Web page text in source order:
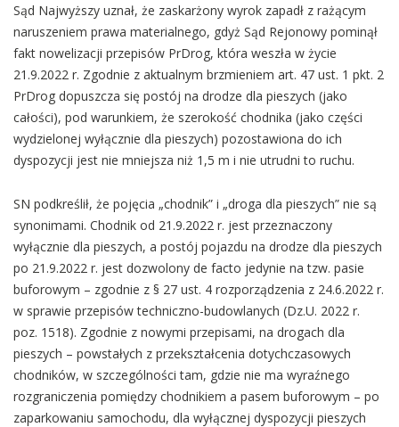
Sąd Najwyższy uznał, że zaskarżony wyrok zapadł z rażącym
naruszeniem prawa materialnego, gdyż Sąd Rejonowy pominął
fakt nowelizacji przepisów PrDrog, która weszła w życie
21.9.2022 r. Zgodnie z aktualnym brzmieniem art. 47 ust. 1 pkt. 2
PrDrog dopuszcza się postój na drodze dla pieszych (jako
całości), pod warunkiem, że szerokość chodnika (jako części
wydzielonej wyłącznie dla pieszych) pozostawiona do ich
dyspozycji jest nie mniejsza niż 1,5 m i nie utrudni to ruchu.
SN podkreślił, że pojęcia „chodnik” i „droga dla pieszych” nie są
synonimami. Chodnik od 21.9.2022 r. jest przeznaczony
wyłącznie dla pieszych, a postój pojazdu na drodze dla pieszych
po 21.9.2022 r. jest dozwolony de facto jedynie na tzw. pasie
buforowym – zgodnie z § 27 ust. 4 rozporządzenia z 24.6.2022 r.
w sprawie przepisów techniczno-budowlanych (Dz.U. 2022 r.
poz. 1518). Zgodnie z nowymi przepisami, na drogach dla
pieszych – powstałych z przekształcenia dotychczasowych
chodników, w szczególności tam, gdzie nie ma wyraźnego
rozgraniczenia pomiędzy chodnikiem a pasem buforowym – po
zaparkowaniu samochodu, dla wyłącznej dyspozycji pieszych